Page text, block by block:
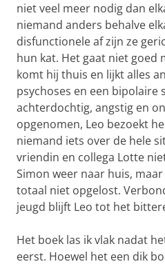
niet veel meer nodig dan
niemand anders behalve
disfunctionele af zijn ze
hun kat. Het gaat niet goed
komt hij thuis en lijkt alles
psychoses en een bipolaire
achterdochtig, angstig en
opgenomen, Leo bezoekt
niemand iets over de hele
vriendin en collega Lotte
Simon weer naar huis,
totaal niet opgelost.
jeugd blijft Leo tot het
Het boek las ik vlak nadat
eerst. Hoewel het een dik